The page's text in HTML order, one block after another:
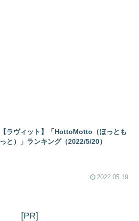
【ラヴィット】「HottoMotto（ほっとも
っと）」ランキング（2022/5/20）
2022.05.19
[PR]